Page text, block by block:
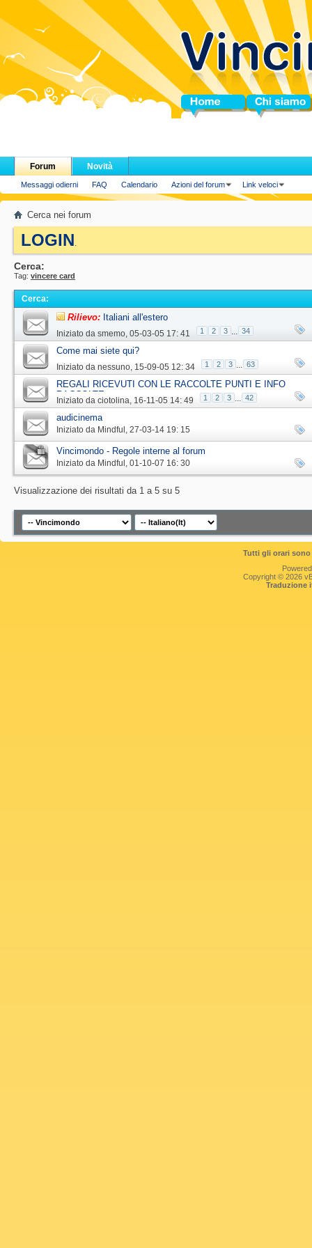
Home Chi siamo
Forum
Messaggi odierni FAQ Calendario Azioni del forum Link veloci
Novità
Cerca nei forum
LOGIN.
Cerca:
Tag: vincere card
Cerca:
Rilievo: Italiani all'estero
Iniziato da smemo‎, 05-03-05 17: 41 1 2 3 ... 34
Come mai siete qui?
Iniziato da nessuno‎, 15-09-05 12: 34 1 2 3 ... 63
REGALI RICEVUTI CON LE RACCOLTE PUNTI E INFO
RACCOLTE
Iniziato da ciotolina‎, 16-11-05 14: 49 1 2 3 ... 42
audicinema
Iniziato da Mindful ‎, 27-03-14 19: 15
Vincimondo - Regole interne al forum
Iniziato da Mindful ‎, 01-10-07 16: 30
Visualizzazione dei risultati da 1 a 5 su 5
Tutti gli orari
Copyright © 2026
Traduzione